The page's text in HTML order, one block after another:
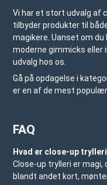
Vi har et stort udvalg af
tilbyder produkter til
magikere. Uanset om
moderne gimmicks eller
udvalg hos os.
Gå på opdagelse i
er en af de mest
FAQ
Hvad er close-up
Close-up trylleri er
blandt andet kort,